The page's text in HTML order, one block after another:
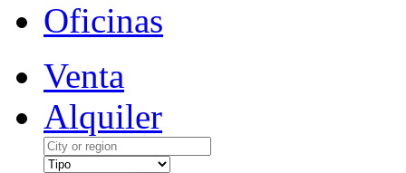
Oficinas
Venta
Alquiler